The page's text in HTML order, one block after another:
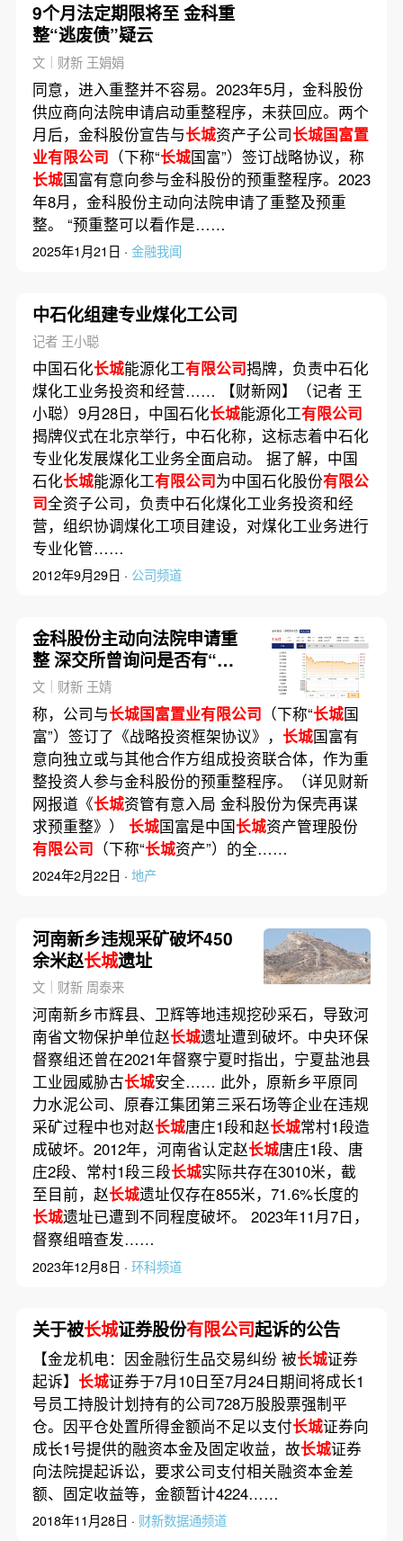
9个月法定期限将至 金科重
整“逃废债”疑云
文｜财新 王娟娟
同意，进入重整并不容易。2023年5月，金科股份
供应商向法院申请启动重整程序，未获回应。两个
月后，金科股份宣告与长城资产子公司长城国富置
业有限公司 （下称“长城国富”）签订战略协议，称
长城国富有意向参与金科股份的预重整程序。2023
年8月，金科股份主动向法院申请了重整及预重
整。 “预重整可以看作是……
2025年1月21日 · 金融我闻
中石化组建专业煤化工公司
记者 王小聪
中国石化长城能源化工有限公司揭牌，负责中石化
煤化工业务投资和经营…… 【财新网】（记者 王
小聪）9月28日，中国石化长城能源化工有限公司
揭牌仪式在北京举行，中石化称，这标志着中石化
专业化发展煤化工业务全面启动。 据了解，中国
石化长城能源化工有限公司为中国石化股份有限公
司全资子公司，负责中石化煤化工业务投资和经
营，组织协调煤化工项目建设，对煤化工业务进行
专业化管……
2012年9月29日 · 公司频道
金科股份主动向法院申请重
整 深交所曾询问是否有“逃
废债”动机
文｜财新 王婧
称，公司与长城国富置业有限公司 （下称“长城国
富”）签订了《战略投资框架协议》， 长城国富有
意向独立或与其他合作方组成投资联合体，作为重
整投资人参与金科股份的预重整程序。（详见财新
网报道《长城资管有意入局 金科股份为保壳再谋
求预重整》） 长城国富是中国长城资产管理股份
有限公司 （下称“长城资产”）的全……
2024年2月22日 · 地产
河南新乡违规采矿破坏450
余米赵长城遗址
文｜财新 周泰来
河南新乡市辉县、卫辉等地违规挖砂采石，导致河
南省文物保护单位赵长城遗址遭到破坏。中央环保
督察组还曾在2021年督察宁夏时指出，宁夏盐池县
工业园威胁古长城安全…… 此外，原新乡平原同
力水泥公司、原春江集团第三采石场等企业在违规
采矿过程中也对赵长城唐庄1段和赵长城常村1段造
成破坏。2012年，河南省认定赵长城唐庄1段、唐
庄2段、常村1段三段长城实际共存在3010米，截
至目前，赵长城遗址仅存在855米，71.6%长度的
长城遗址已遭到不同程度破坏。 2023年11月7日，
督察组暗查发……
2023年12月8日 · 环科频道
关于被长城证券股份有限公司起诉的公告
【金龙机电：因金融衍生品交易纠纷 被长城证券
起诉】 长城证券于7月10日至7月24日期间将成长1
号员工持股计划持有的公司728万股股票强制平
仓。因平仓处置所得金额尚不足以支付长城证券向
成长1号提供的融资本金及固定收益，故长城证券
向法院提起诉讼，要求公司支付相关融资本金差
额、固定收益等，金额暂计4224……
2018年11月28日 · 财新数据通频道